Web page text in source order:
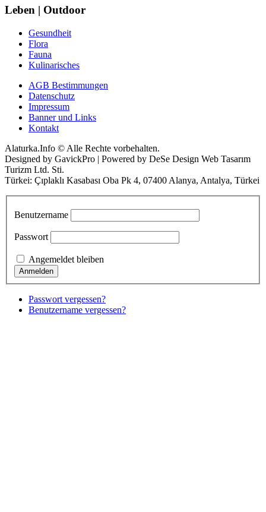
Leben | Outdoor
Gesundheit
Flora
Fauna
Kulinarisches
AGB Bestimmungen
Datenschutz
Impressum
Banner und Links
Kontakt
Alaturka.Info © Alle Rechte vorbehalten.
Designed by GavickPro | Powered by DeSe Design Web Tasarım
Turizm Ltd. Sti.
Türkei: Çıplaklı Kasabası Oba Pk 4, 07400 Alanya, Antalya, Türkei
Benutzername
Passwort
Angemeldet bleiben
Passwort vergessen?
Benutzername vergessen?